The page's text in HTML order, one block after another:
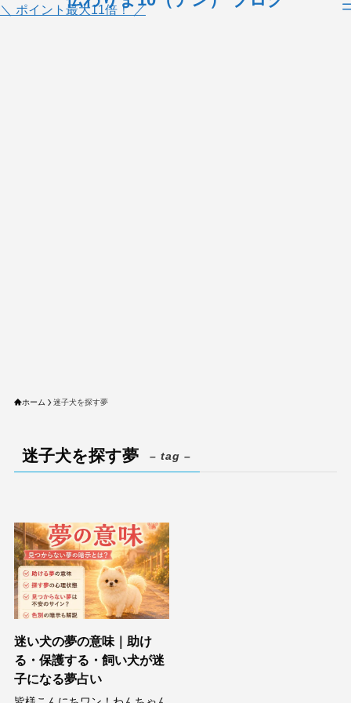
＼ ポイント最大11倍！ ／
ホーム 迷子犬を探す夢
迷子犬を探す夢 – tag –
迷い犬の夢の意味｜助け
る・保護する・飼い犬が迷
子になる夢占い